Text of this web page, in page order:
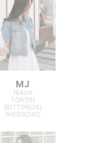
MJ
164cm
TOP(55)
BOTTOM(26)
SHOES(240)